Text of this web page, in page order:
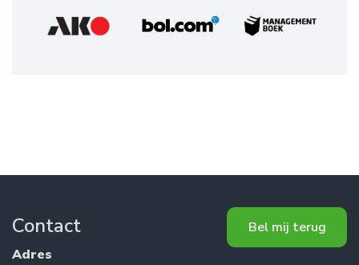
Contact
Adres
Bel mij terug